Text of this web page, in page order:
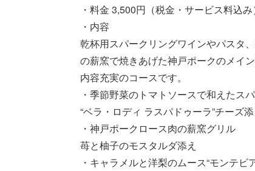
・料金 3,500円（税金・サービス料込み
・内容
乾杯用スパークリングワインやパスタ
の薪窯で焼きあげた神戸ポークのメイ
内容充実のコースです。
・季節野菜のトマトソースで和えたス
“ベラ・ロディ ラスパドゥーラ”チーズ添
・神戸ポークロース肉の薪窯グリル
苺と柚子のモスタルダ添え
・キャラメルと洋梨のムース“モンテビ